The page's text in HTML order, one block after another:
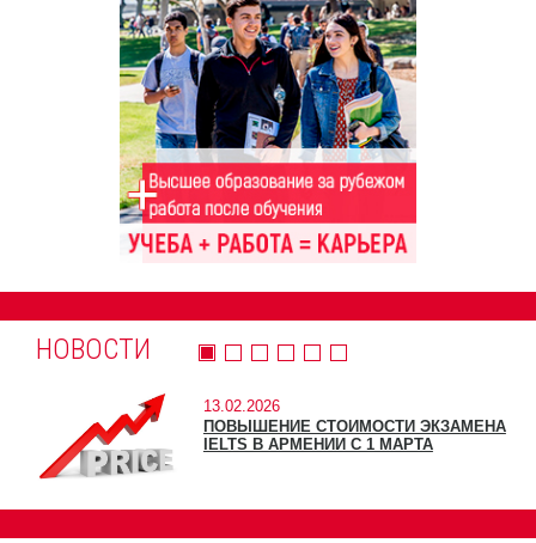
НОВОСТИ
13.02.2026
ПОВЫШЕНИЕ СТОИМОСТИ ЭКЗАМЕНА
IELTS В АРМЕНИИ С 1 МАРТА